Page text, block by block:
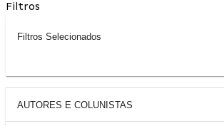
Filtros
Filtros Selecionados
AUTORES E COLUNISTAS